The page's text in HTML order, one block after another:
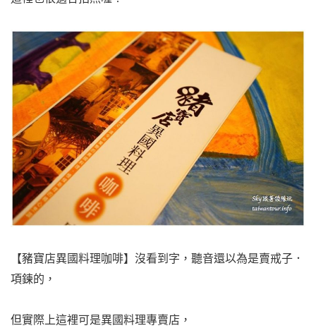
【豬寶店異國料理咖啡】沒看到字，聽音還以為是賣戒子．
項鍊的，
但實際上這裡可是異國料理專賣店，